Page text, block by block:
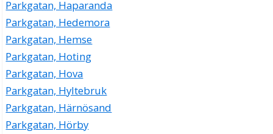
Parkgatan, Haparanda
Parkgatan, Hedemora
Parkgatan, Hemse
Parkgatan, Hoting
Parkgatan, Hova
Parkgatan, Hyltebruk
Parkgatan, Härnösand
Parkgatan, Hörby